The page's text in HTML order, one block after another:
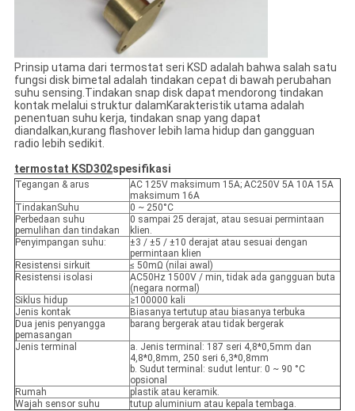
Prinsip utama dari termostat seri KSD adalah bahwa salah satu
fungsi disk bimetal adalah tindakan cepat di bawah perubahan
suhu sensing.Tindakan snap disk dapat mendorong tindakan
kontak melalui struktur dalamKarakteristik utama adalah
penentuan suhu kerja, tindakan snap yang dapat
diandalkan,kurang flashover lebih lama hidup dan gangguan
radio lebih sedikit.
termostat KSD302spesifikasi
Tegangan & arus
AC 125V maksimum 15A; AC250V 5A 10A 15A
maksimum 16A
TindakanSuhu
0 ~ 250°C
Perbedaan suhu
pemulihan dan tindakan
0 sampai 25 derajat, atau sesuai permintaan
klien.
Penyimpangan suhu:
±3 / ±5 / ±10 derajat atau sesuai dengan
permintaan klien
Resistensi sirkuit
≤ 50mΩ (nilai awal)
Resistensi isolasi
AC50Hz 1500V / min, tidak ada gangguan buta
(negara normal)
Siklus hidup
≥100000 kali
Jenis kontak
Biasanya tertutup atau biasanya terbuka
Dua jenis penyangga
pemasangan
barang bergerak atau tidak bergerak
Jenis terminal
a. Jenis terminal: 187 seri 4,8*0,5mm dan
4,8*0,8mm, 250 seri 6,3*0,8mm
b. Sudut terminal: sudut lentur: 0 ~ 90 °C
opsional
Rumah
plastik atau keramik.
Wajah sensor suhu
tutup aluminium atau kepala tembaga.